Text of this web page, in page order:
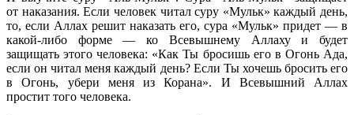
от наказания. Если человек читал суру «Мульк» каждый день,
то, если Аллах решит наказать его, сура «Мульк» придет — в
какой-либо форме — ко Всевышнему Аллаху и будет
защищать этого человека: «Как Ты бросишь его в Огонь Ада,
если он читал меня каждый день? Если Ты хочешь бросить его
в Огонь, убери меня из Корана». И Всевышний Аллах
простит того человека.